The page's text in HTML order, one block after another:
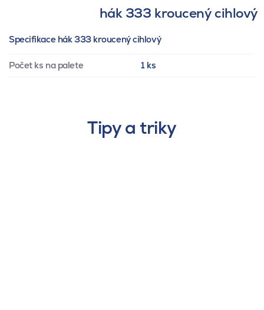
hák 333 kroucený cihlový
Specifikace hák 333 kroucený cihlový
Počet ks na palete 1 ks
Tipy a triky